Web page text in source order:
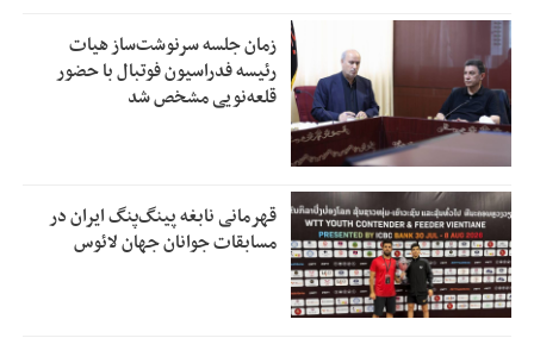
زمان جلسه سرنوشت‌ساز هیات
رئیسه فدراسیون فوتبال با حضور
قلعه‌نویی مشخص شد
قهرمانی نابغه پینگ‌پنگ ایران در
مسابقات جوانان جهان لائوس